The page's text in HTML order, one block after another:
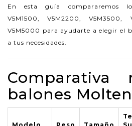
En esta guía compararemos
V5M1500, V5M2200,
V5M5000 para ayudarte a elegir el
a tus necesidades.
Comparativa
balones Molten